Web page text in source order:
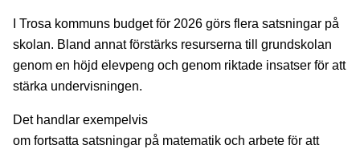
I Trosa kommuns budget för 2026 görs flera satsningar på
skolan. Bland annat förstärks resurserna till grundskolan
genom en höjd elevpeng och genom riktade insatser för att
stärka undervisningen.
Det handlar exempelvis
om fortsatta satsningar på matematik och arbete för att